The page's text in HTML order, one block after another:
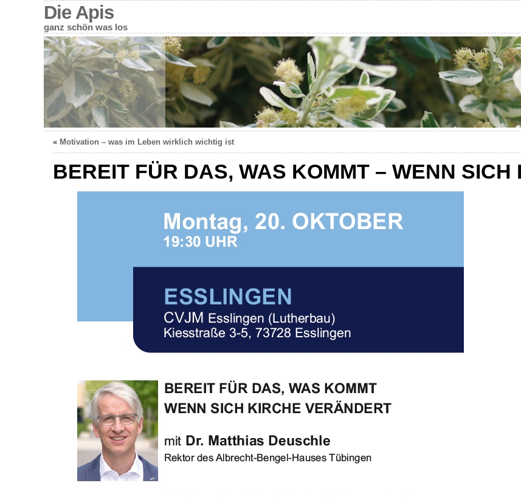
Die Apis
ganz schön was los
« Motivation – was im Leben wirklich wichtig ist
BEREIT FÜR DAS, WAS KOMMT – WENN